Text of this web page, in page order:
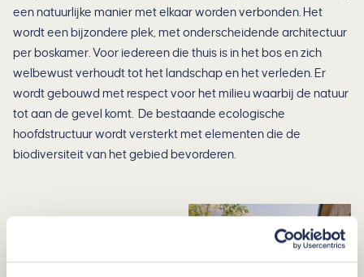
een natuurlijke manier met elkaar worden verbonden. Het
wordt een bijzondere plek, met onderscheidende architectuur
per boskamer. Voor iedereen die thuis is in het bos en zich
welbewust verhoudt tot het landschap en het verleden. Er
wordt gebouwd met respect voor het milieu waarbij de natuur
tot aan de gevel komt. De bestaande ecologische
hoofdstructuur wordt versterkt met elementen die de
biodiversiteit van het gebied bevorderen.